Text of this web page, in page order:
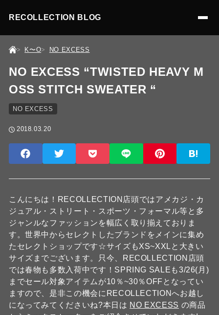
RECOLLECTION BLOG
K〜O NO EXCESS
NO EXCESS “TWISTED HEAVY M
OSS STITCH SWEATER “
NO EXCESS
2018.03.20
こんにちは！RECOLLECTION店頭ではアメカジ・カ
ジュアル・ストリート・スポーツ・フォーマル等と多
ジャンルなファッションを幅広く取り揃えておりま
す。世界中からセレクトしたブランドをメインに集め
たセレクトショップです☆サイズもXS~XXLと大きい
サイズまでございます。只今、RECOLLECTION店頭
では春物も多数入荷中です！SPRING SALEも3/26(月)
までセール対象アイテムが10％~30％OFFとなってい
ますので、是非この機会にRECOLLECTIONへお越し
になってみてくださいね?本日は NO EXCESS の商品